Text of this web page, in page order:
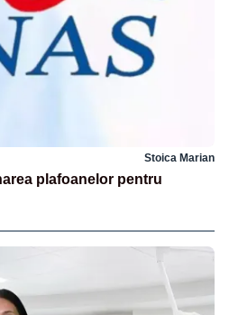
Stoica Marian
plafoanelor pentru